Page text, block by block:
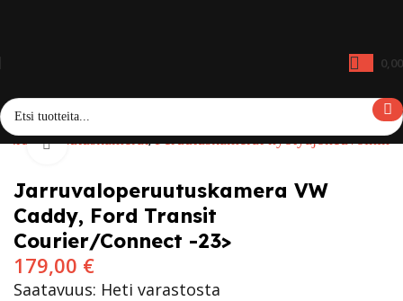
Peruutuskamerat Peruutuskamerat hyötyajoneuvoihin
Click to enlarge
Jarruvaloperuutuskamera VW
Caddy, Ford Transit
Courier/Connect -23>
179,00 €
Saatavuus: Heti varastosta